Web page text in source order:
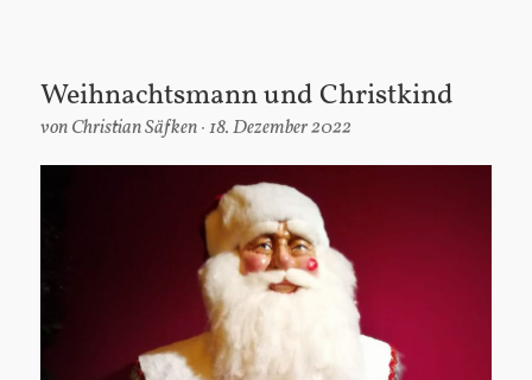
Weihnachtsmann und Christkind
vonChristian Säfken 18. Dezember 2022